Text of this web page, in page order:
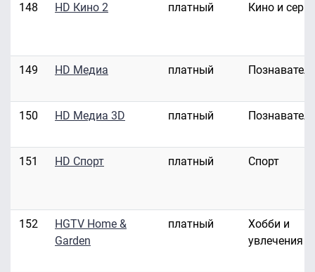
148 HD Кино 2 платный Кино и
149 HD Медиа платный
150 HD Медиа 3D платный
151 HD Спорт платный Спорт
152
HGTV Home &
Garden
платный
Хобби и
увлечения